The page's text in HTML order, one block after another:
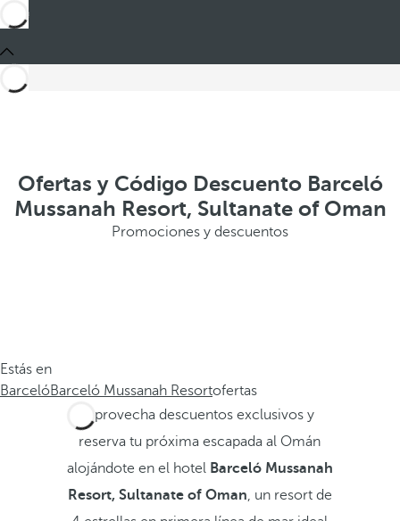
Ofertas y Código Descuento Barceló
Mussanah Resort, Sultanate of Oman
Promociones y descuentos
Estás en
BarcelóBarceló Mussanah Resortofertas
Aprovecha descuentos exclusivos y
reserva tu próxima escapada al Omán
alojándote en el hotel Barceló Mussanah
Resort, Sultanate of Oman, un resort de